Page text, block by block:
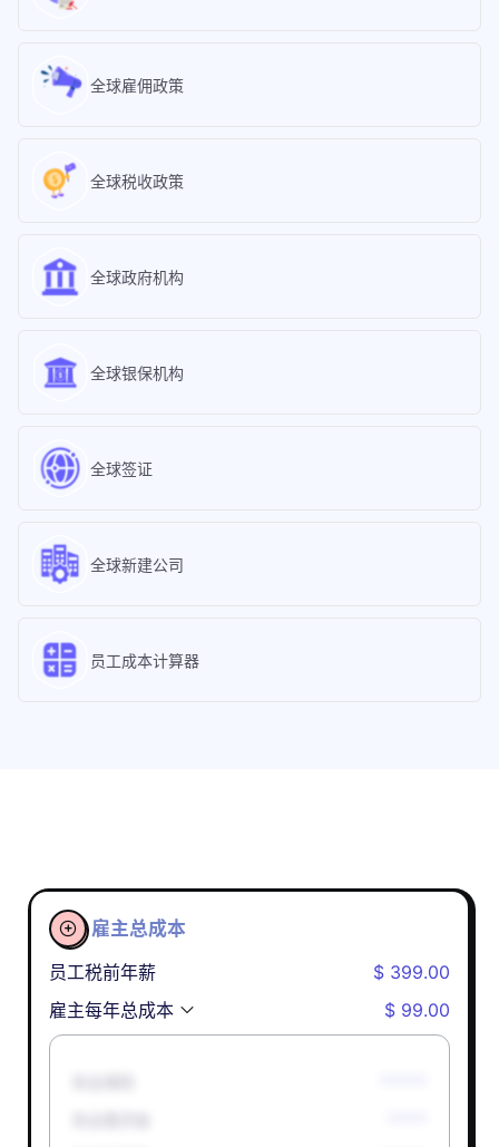
全球雇佣政策
全球税收政策
全球政府机构
全球银保机构
全球签证
全球新建公司
员工成本计算器

雇主总成本
员工税前年薪
$ 399.00
雇主每年总成本
$ 99.00